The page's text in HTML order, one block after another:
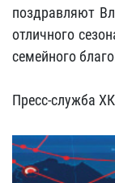
поздравляют
отличного
семейного
Пресс-служба